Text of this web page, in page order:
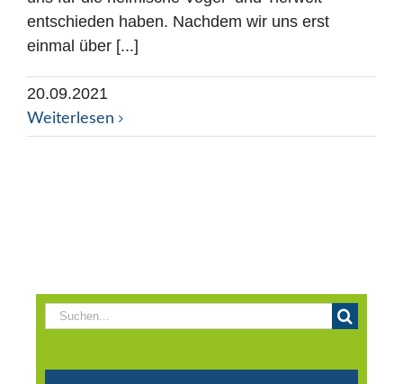
entschieden haben. Nachdem wir uns erst
einmal über [...]
20.09.2021
Weiterlesen
Suche